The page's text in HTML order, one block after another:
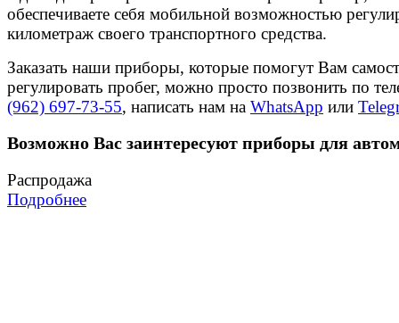
обеспечиваете себя мобильной возможностью
километраж своего транспортного средства.
Заказать наши приборы, которые помогут Вам
регулировать пробег, можно просто позвонить по
(962) 697-73-55, написать нам на WhatsApp или
Возможно Вас заинтересуют приборы для
Распродажа
Подробнее